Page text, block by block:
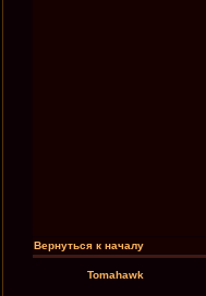
Вернуться к началу
Tomahawk